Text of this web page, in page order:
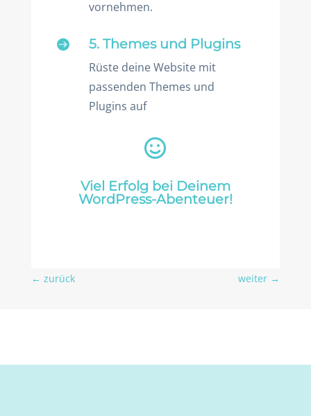
vornehmen.
 5. Themes und Plugins
Rüste deine Website mit
passenden Themes und
Plugins auf

Viel Erfolg bei Deinem
WordPress-Abenteuer!
← zurück weiter →